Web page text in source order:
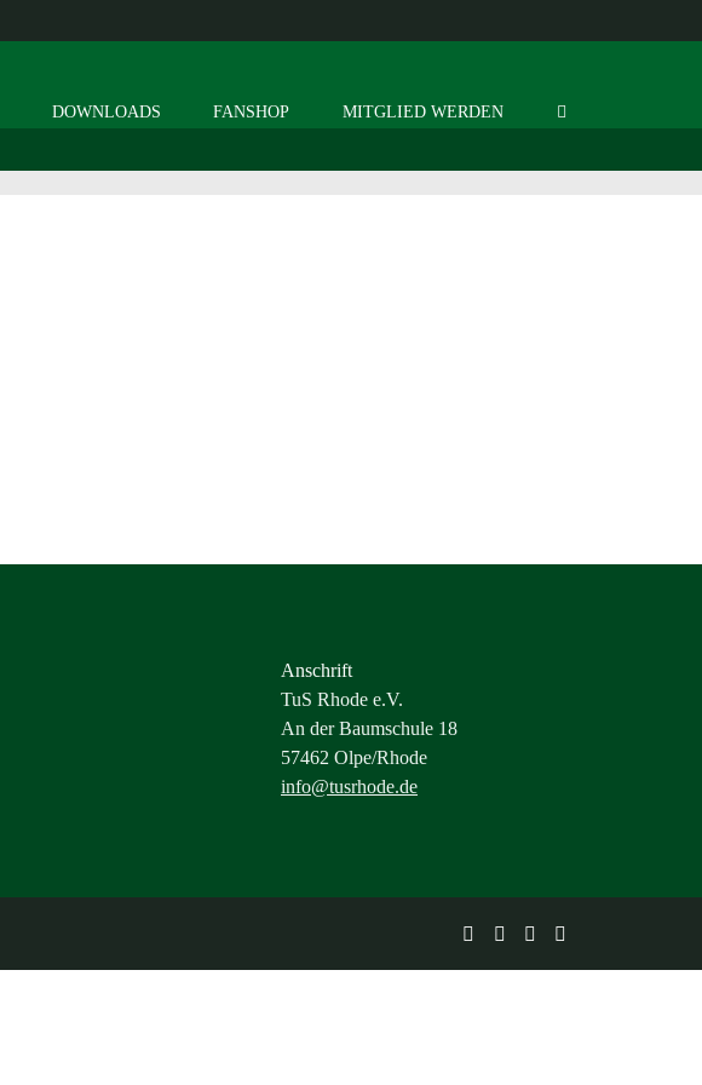
DOWNLOADS FANSHOP MITGLIED WERDEN
Anschrift
TuS Rhode e.V.
An der Baumschule 18
57462 Olpe/Rhode
info@tusrhode.de